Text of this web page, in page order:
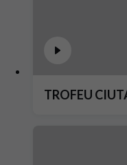
TROFEU